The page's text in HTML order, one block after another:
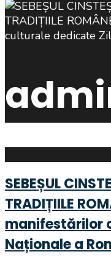
Window
SEBEȘUL
TRADIȚIILE
manifestărilor
Naționale a